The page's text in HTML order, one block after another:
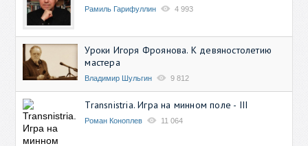
Рамиль Гарифуллин 4 993
Уроки Игоря Фроянова. К девяностолетию
мастера
Владимир Шульгин 9 812
Transnistria. Игра на минном поле - III
Роман Коноплев 11 064